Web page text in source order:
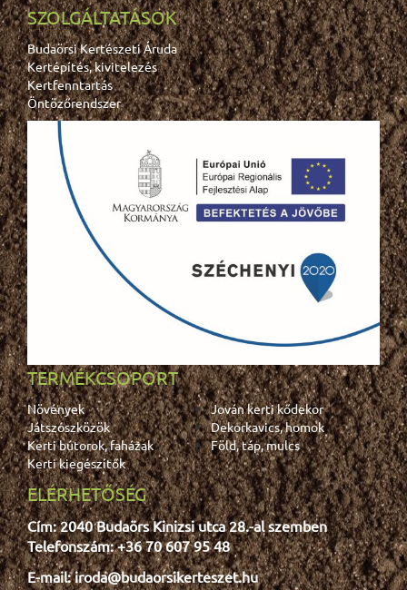
SZOLGÁLTATÁSOK
Budaörsi Kertészeti Áruda
Kertépítés, kivitelezés
Kertfenntartás
Öntözőrendszer
TERMÉKCSOPORT
Növények
Jován kerti kődekor
Játszószközök
Dekorkavics, homok
Kerti bútorok, faházak
Föld, táp, mulcs
Kerti kiegészítők
ELÉRHETŐSÉG
Cím: 2040 Budaörs Kinizsi utca 28.-al szemben
Telefonszám: +36 70 607 95 48
E-mail: iroda@budaorsikerteszet.hu